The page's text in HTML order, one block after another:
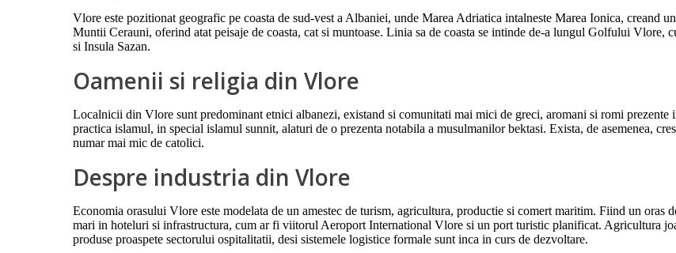
Vlore este pozitionat geografic pe coasta de sud-vest a Albaniei, unde Marea Adriatica intalneste Marea Ionica, creand
Muntii Cerauni, oferind atat peisaje de coasta, cat si muntoase. Linia sa de coasta se intinde de-a lungul Golfului Vlore,
si Insula Sazan.
Oamenii si religia din Vlore
Localnicii din Vlore sunt predominant etnici albanezi, existand si comunitati mai mici de greci, aromani si romi prezente
practica islamul, in special islamul sunnit, alaturi de o prezenta notabila a musulmanilor bektasi. Exista, de asemenea,
numar mai mic de catolici.
Despre industria din Vlore
Economia orasului Vlore este modelata de un amestec de turism, agricultura, productie si comert maritim. Fiind un oras
mari in hoteluri si infrastructura, cum ar fi viitorul Aeroport International Vlore si un port turistic planificat. Agricultura
produse proaspete sectorului ospitalitatii, desi sistemele logistice formale sunt inca in curs de dezvoltare.